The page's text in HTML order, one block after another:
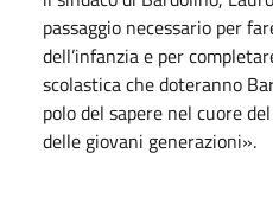
passaggio necessario per
dell’infanzia e per
scolastica che doteranno
polo del sapere nel cuore
delle giovani generazioni».